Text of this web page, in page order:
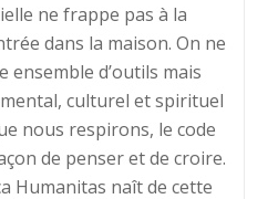
ne frappe pas à la
dans la maison. On ne
ensemble d’outils mais
culturel et spirituel
nous respirons, le code
de penser et de croire.
Humanitas naît de cette